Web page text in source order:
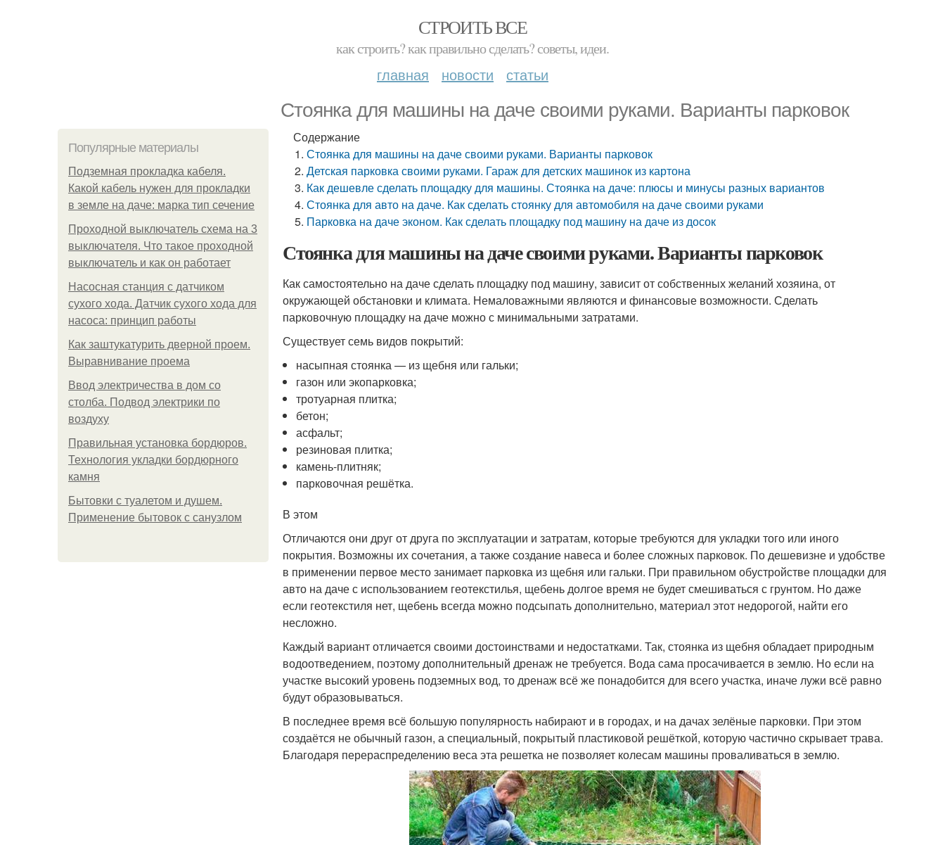
СТРОИТЬ ВСЕ
как строить? как правильно сделать? советы, идеи.
главная новости статьи
Стоянка для машины на даче своими руками. Варианты парковок
Популярные материалы
Подземная прокладка кабеля.
Какой кабель нужен для прокладки
в земле на даче: марка тип сечение
Проходной выключатель схема на 3
выключателя. Что такое проходной
выключатель и как он работает
Насосная станция с датчиком
сухого хода. Датчик сухого хода для
насоса: принцип работы
Как заштукатурить дверной проем.
Выравнивание проема
Ввод электричества в дом со
столба. Подвод электрики по
воздуху
Правильная установка бордюров.
Технология укладки бордюрного
камня
Бытовки с туалетом и душем.
Применение бытовок с санузлом
Содержание
Стоянка для машины на даче своими руками. Варианты парковок
Детская парковка своими руками. Гараж для детских машинок из картона
Как дешевле сделать площадку для машины. Стоянка на даче: плюсы и минусы разных вариантов
Стоянка для авто на даче. Как сделать стоянку для автомобиля на даче своими руками
Парковка на даче эконом. Как сделать площадку под машину на даче из досок
Стоянка для машины на даче своими руками. Варианты парковок
Как самостоятельно на даче сделать площадку под машину, зависит от собственных желаний хозяина, от
окружающей обстановки и климата. Немаловажными являются и финансовые возможности. Сделать
парковочную площадку на даче можно с минимальными затратами.
Существует семь видов покрытий:
насыпная стоянка — из щебня или гальки;
газон или экопарковка;
тротуарная плитка;
бетон;
асфальт;
резиновая плитка;
камень-плитняк;
парковочная решётка.
В этом
Отличаются они друг от друга по эксплуатации и затратам, которые требуются для укладки того или иного
покрытия. Возможны их сочетания, а также создание навеса и более сложных парковок. По дешевизне и удобстве
в применении первое место занимает парковка из щебня или гальки. При правильном обустройстве площадки для
авто на даче с использованием геотекстилья, щебень долгое время не будет смешиваться с грунтом. Но даже
если геотекстиля нет, щебень всегда можно подсыпать дополнительно, материал этот недорогой, найти его
несложно.
Каждый вариант отличается своими достоинствами и недостатками. Так, стоянка из щебня обладает природным
водоотведением, поэтому дополнительный дренаж не требуется. Вода сама просачивается в землю. Но если на
участке высокий уровень подземных вод, то дренаж всё же понадобится для всего участка, иначе лужи всё равно
будут образовываться.
В последнее время всё большую популярность набирают и в городах, и на дачах зелёные парковки. При этом
создаётся не обычный газон, а специальный, покрытый пластиковой решёткой, которую частично скрывает трава.
Благодаря перераспределению веса эта решетка не позволяет колесам машины проваливаться в землю.